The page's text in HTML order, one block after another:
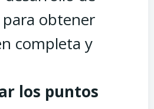
obtener
completa y
los puntos